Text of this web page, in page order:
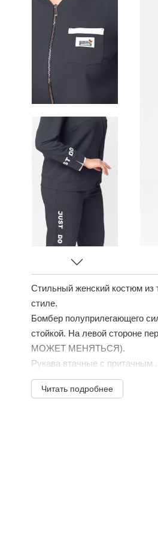
Стильный женский костюм из
стиле.
Бомбер полуприлегающего
стойкой. На левой стороне
МОЖЕТ МЕНЯТЬСЯ).
Рукава втачные с притачным
Читать подробнее